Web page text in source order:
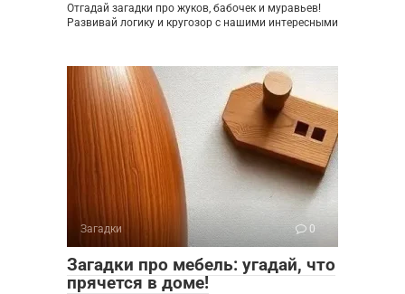
Отгадай загадки про жуков, бабочек и муравьев!
Развивай логику и кругозор с нашими интересными
Загадки 0
Загадки про мебель: угадай, что
прячется в доме!